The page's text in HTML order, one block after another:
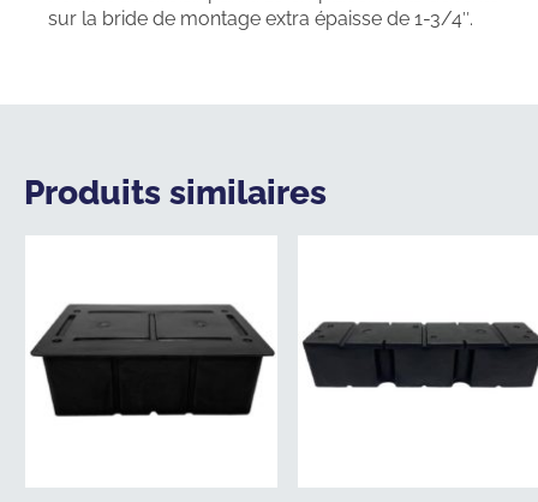
sur la bride de montage extra épaisse de 1-3/4″.
Produits similaires